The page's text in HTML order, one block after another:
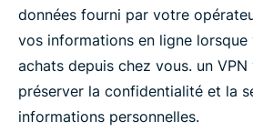
données fourni par votre
vos informations en ligne
achats depuis chez vous. un VPN
préserver la confidentialité et la
informations personnelles.